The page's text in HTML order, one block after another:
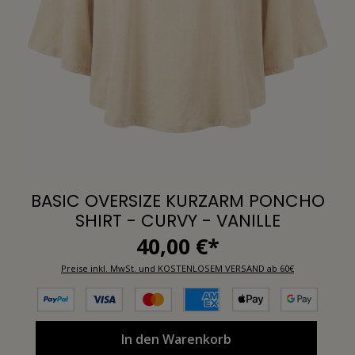
BASIC OVERSIZE KURZARM PONCHO
SHIRT - CURVY - VANILLE
40,00 €*
Preise inkl. MwSt. und KOSTENLOSEM VERSAND ab 60€
In den Warenkorb